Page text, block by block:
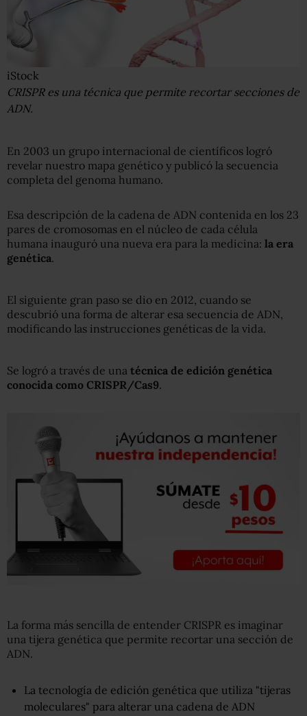
iStock
CRISPR es una técnica que permite recortar secciones de
ADN.
En 2003 un grupo internacional de científicos logró
revelar nuestro mapa genético y publicó la secuencia
completa del genoma humano.
Esa descripción de la cadena de ADN contenida en los 23
pares de cromosomas en el núcleo de cada célula
humana inauguró una nueva era para la medicina: la era
genética.
El siguiente gran paso se dio en 2012, cuando se
descubrió una forma de alterar esa secuencia de ADN,
modificando las instrucciones genéticas de la vida.
Se logró a través de una técnica de edición genética
conocida como CRISPR/Cas9.
La forma más sencilla de entender CRISPR es imaginar
una tijera genética que permite recortar una sección de
ADN.
La tecnología de edición genética que utiliza "tijeras
moleculares" para alterar una cadena de ADN